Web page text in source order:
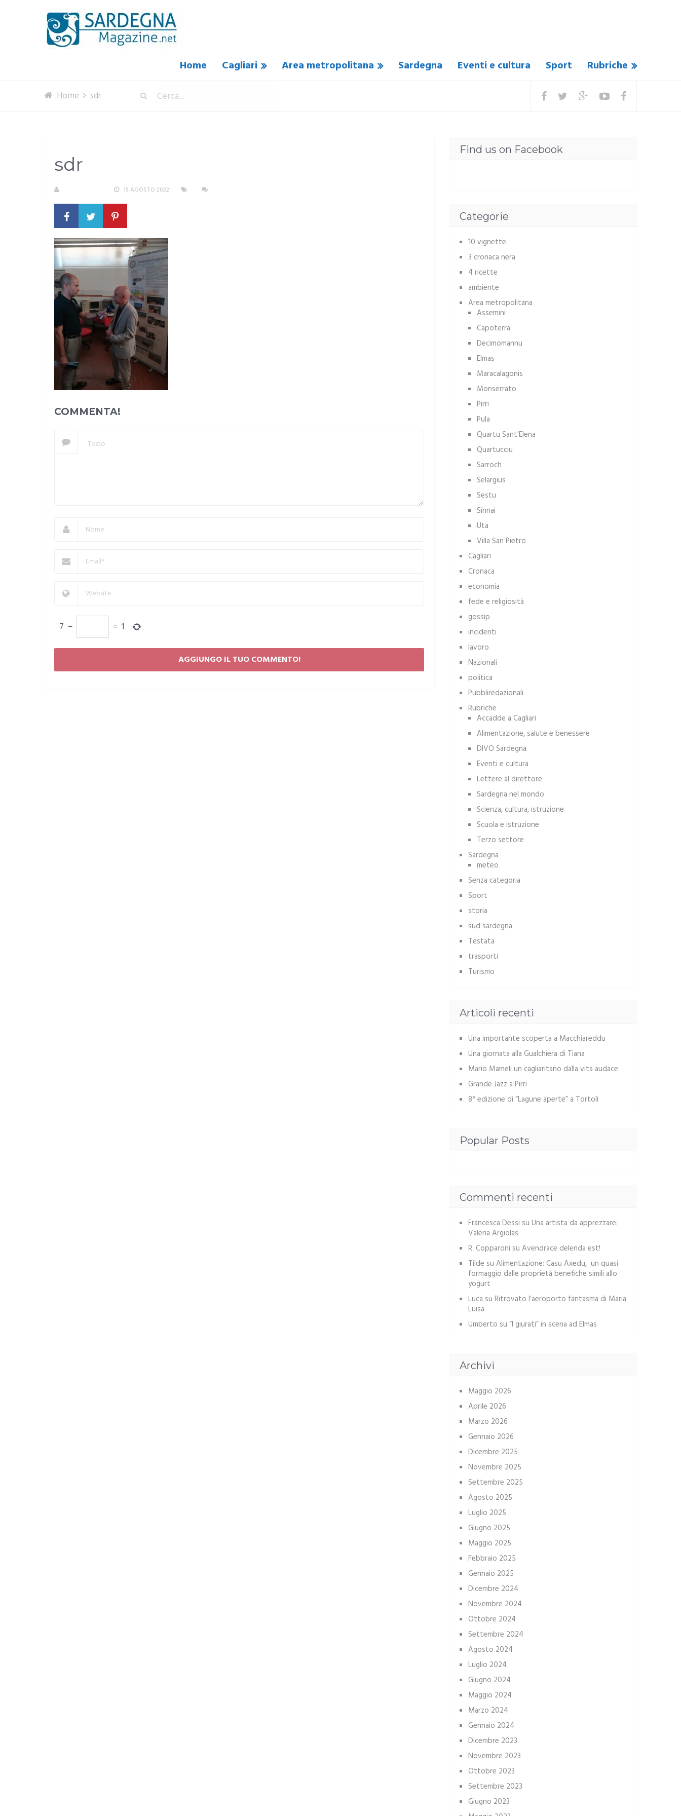
Home Cagliari Area metropolitana Sardegna Eventi e cultura Sport Rubriche
Home sdr
sdr
15 AGOSTO 2022
COMMENTA!
7 − = 1
Find us on Facebook
Categorie
10 vignette
3 cronaca nera
4 ricette
ambiente
Area metropolitana
Assemini
Capoterra
Decimomannu
Elmas
Maracalagonis
Monserrato
Pirri
Pula
Quartu Sant'Elena
Quartucciu
Sarroch
Selargius
Sestu
Sinnai
Uta
Villa San Pietro
Cagliari
Cronaca
economia
fede e religiosità
gossip
incidenti
lavoro
Nazionali
politica
Pubbliredazionali
Rubriche
Accadde a Cagliari
Alimentazione, salute e benessere
DIVO Sardegna
Eventi e cultura
Lettere al direttore
Sardegna nel mondo
Scienza, cultura, istruzione
Scuola e istruzione
Terzo settore
Sardegna
meteo
Senza categoria
Sport
storia
sud sardegna
Testata
trasporti
Turismo
Articoli recenti
Una importante scoperta a Macchiareddu
Una giornata alla Gualchiera di Tiana
Mario Mameli un cagliaritano dalla vita audace
Grande Jazz a Pirri
8° edizione di “Lagune aperte” a Tortolì
Popular Posts
Commenti recenti
Francesca Dessi su Una artista da apprezzare:
Valeria Argiolas
R. Copparoni su Avendrace delenda est!
Tilde su Alimentazione: Casu Axedu, un quasi
formaggio dalle proprietà benefiche simili allo
yogurt
Luca su Ritrovato l’aeroporto fantasma di Maria
Luisa
Umberto su “I giurati” in scena ad Elmas
Archivi
Maggio 2026
Aprile 2026
Marzo 2026
Gennaio 2026
Dicembre 2025
Novembre 2025
Settembre 2025
Agosto 2025
Luglio 2025
Giugno 2025
Maggio 2025
Febbraio 2025
Gennaio 2025
Dicembre 2024
Novembre 2024
Ottobre 2024
Settembre 2024
Agosto 2024
Luglio 2024
Giugno 2024
Maggio 2024
Marzo 2024
Gennaio 2024
Dicembre 2023
Novembre 2023
Ottobre 2023
Settembre 2023
Giugno 2023